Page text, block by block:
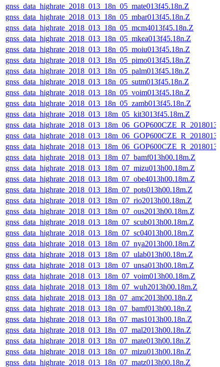
gnss_data_highrate_2018_013_18n_05_mate013f45.18n.Z
gnss_data_highrate_2018_013_18n_05_mbar013f45.18n.Z
gnss_data_highrate_2018_013_18n_05_mcm4013f45.18n.Z
gnss_data_highrate_2018_013_18n_05_mkea013f45.18n.Z
gnss_data_highrate_2018_013_18n_05_moiu013f45.18n.Z
gnss_data_highrate_2018_013_18n_05_pimo013f45.18n.Z
gnss_data_highrate_2018_013_18n_05_palm013f45.18n.Z
gnss_data_highrate_2018_013_18n_05_sutm013f45.18n.Z
gnss_data_highrate_2018_013_18n_05_voim013f45.18n.Z
gnss_data_highrate_2018_013_18n_05_zamb013f45.18n.Z
gnss_data_highrate_2018_013_18m_05_kit3013f45.18m.Z
gnss_data_highrate_2018_013_18m_07_bamf013h00.18m.Z
gnss_data_highrate_2018_013_18m_07_mizu013h00.18m.Z
gnss_data_highrate_2018_013_18m_07_obe4013h00.18m.Z
gnss_data_highrate_2018_013_18m_07_pots013h00.18m.Z
gnss_data_highrate_2018_013_18m_07_rio2013h00.18m.Z
gnss_data_highrate_2018_013_18m_07_ous2013h00.18m.Z
gnss_data_highrate_2018_013_18m_07_scub013h00.18m.Z
gnss_data_highrate_2018_013_18m_07_sc04013h00.18m.Z
gnss_data_highrate_2018_013_18m_07_nya2013h00.18m.Z
gnss_data_highrate_2018_013_18m_07_ulab013h00.18m.Z
gnss_data_highrate_2018_013_18m_07_unsa013h00.18m.Z
gnss_data_highrate_2018_013_18m_07_voim013h00.18m.Z
gnss_data_highrate_2018_013_18m_07_wuh2013h00.18m.Z
gnss_data_highrate_2018_013_18n_07_amc2013h00.18n.Z
gnss_data_highrate_2018_013_18n_07_bamf013h00.18n.Z
gnss_data_highrate_2018_013_18n_07_mas1013h00.18n.Z
gnss_data_highrate_2018_013_18n_07_mal2013h00.18n.Z
gnss_data_highrate_2018_013_18n_07_mate013h00.18n.Z
gnss_data_highrate_2018_013_18n_07_mizu013h00.18n.Z
gnss_data_highrate_2018_013_18n_07_matz013h00.18n.Z